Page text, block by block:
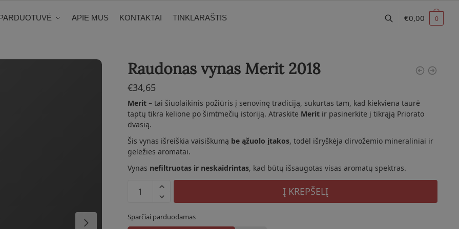
APIE MUS KONTAKTAI TINKLARAŠTIS €0,00 0
Raudonas vynas Merit 2018
€34,65
Merit – tai šiuolaikinis požiūris į senovinę tradiciją, sukurtas tam, kad kiekviena taurė
taptų tikra kelione po šimtmečių istoriją. Atraskite Merit ir pasinerkite į tikrąją Priorato
dvasią.
Šisvynas išreiškiavaisiškumą beąžuolo įtakos,todėl išryškėja dirvožemio mineraliniai ir
geležiesaromatai.
Vynas nefiltruotas ir neskaidrintas, kad būtų išsaugotasvisasaromatų spektras.
produkto
kiekis:
vynas
Į KREPŠELĮ
Sparčiai parduodamas